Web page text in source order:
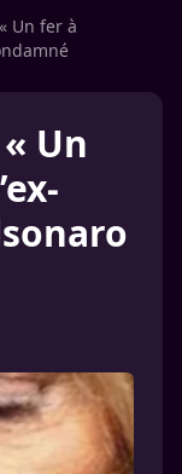
Un fer à
Un